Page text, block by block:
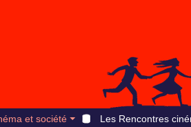
et société Les Rencontres